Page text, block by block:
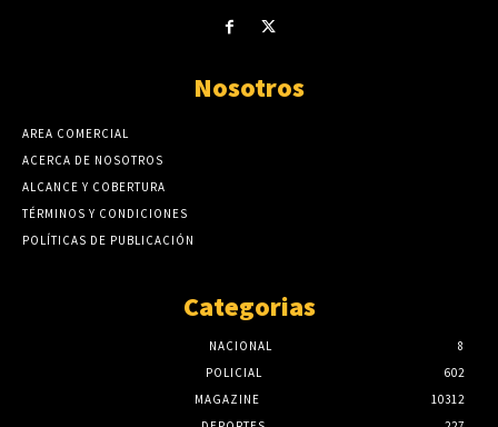
Nosotros
AREA COMERCIAL
ACERCA DE NOSOTROS
ALCANCE Y COBERTURA
TÉRMINOS Y CONDICIONES
POLÍTICAS DE PUBLICACIÓN
Categorias
NACIONAL
8
POLICIAL
602
MAGAZINE
10312